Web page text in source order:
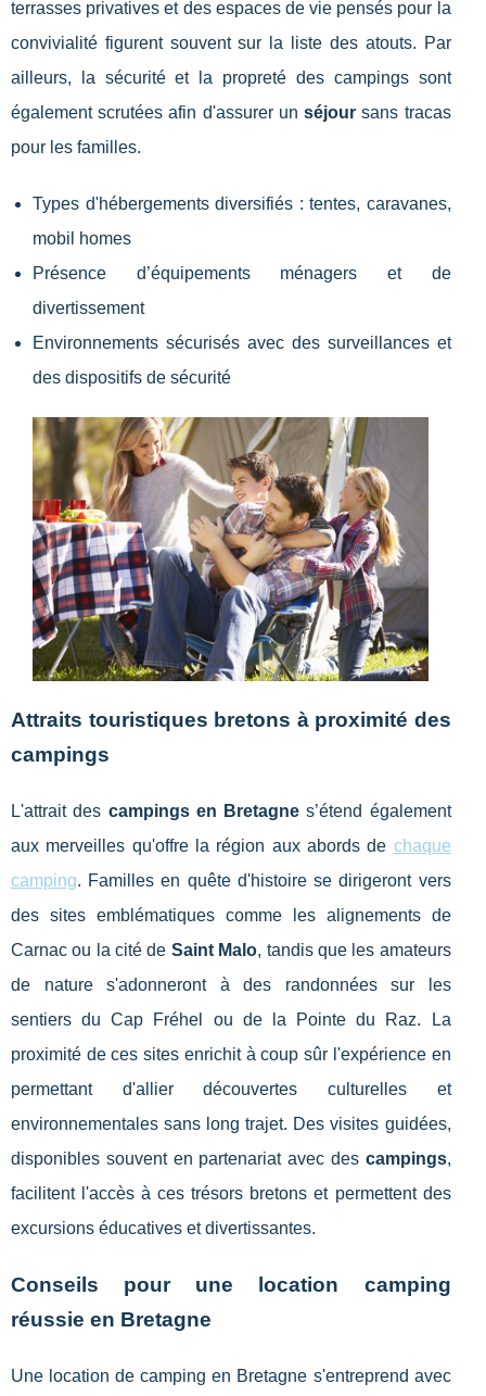
terrasses privatives et des espaces de vie pensés pour la
convivialité figurent souvent sur la liste des atouts. Par
ailleurs, la sécurité et la propreté des campings sont
également scrutées afin d'assurer unséjour sans tracas
pour les familles.
Types d'hébergements diversifiés : tentes, caravanes,
mobil homes
Présence d’équipements ménagers et de
divertissement
Environnements sécurisés avec des surveillances et
des dispositifs de sécurité
Attraits touristiques bretons à proximité des
campings
L'attrait des campings en Bretagne s’étend également
aux merveilles qu'offre la région aux abords de chaque
camping. Familles en quête d'histoire se dirigeront vers
des sites emblématiques comme les alignements de
Carnac ou la cité de Saint Malo, tandis que les amateurs
de nature s'adonneront à des randonnées sur les
sentiers du Cap Fréhel ou de la Pointe du Raz. La
proximité de ces sites enrichit à coup sûr l'expérience en
permettant d'allier découvertes culturelles et
environnementales sans long trajet. Des visites guidées,
disponibles souvent en partenariat avec des campings,
facilitent l'accès à ces trésors bretons et permettent des
excursions éducatives et divertissantes.
Conseils pour une location camping
réussie en Bretagne
Une location de camping en Bretagne s'entreprend avec